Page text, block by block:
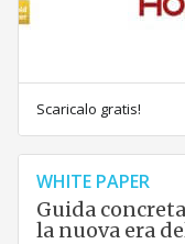
Scaricalo gratis!
WHITE PAPER
Guida
la nuova era